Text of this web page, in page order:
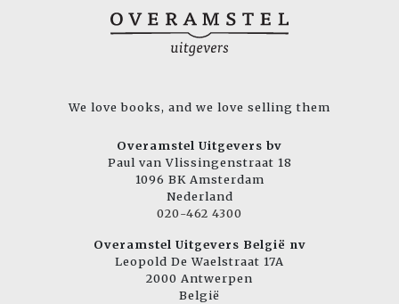
We love books, and we love selling them
Overamstel Uitgevers bv
Paul van Vlissingenstraat 18
1096 BK Amsterdam
Nederland
020-462 4300
Overamstel Uitgevers België nv
Leopold De Waelstraat 17A
2000 Antwerpen
België